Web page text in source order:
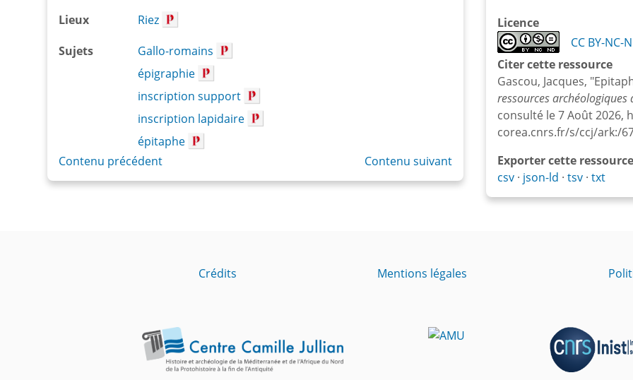
Lieux
Riez
Sujets
Gallo-romains
épigraphie
inscription support
inscription lapidaire
épitaphe
Contenu précédent
Contenu suivant
Licence
CC BY-NC-
Citer cette ressource
Gascou, Jacques,
ressources archéologiques
consulté le 7 Août 2026,
corea.cnrs.fr/s/ccj/ark:/
Exporter cette ressource
csv json-ld tsv txt
Crédits Mentions légales